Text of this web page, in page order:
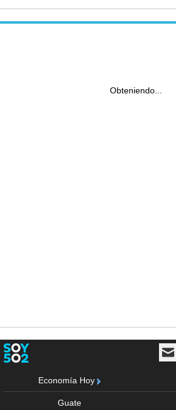
Obteniendo...
Economía Hoy
Guate